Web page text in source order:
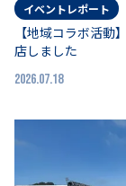
イベントレポート
【地域コラボ活動
店しました
2026.07.18